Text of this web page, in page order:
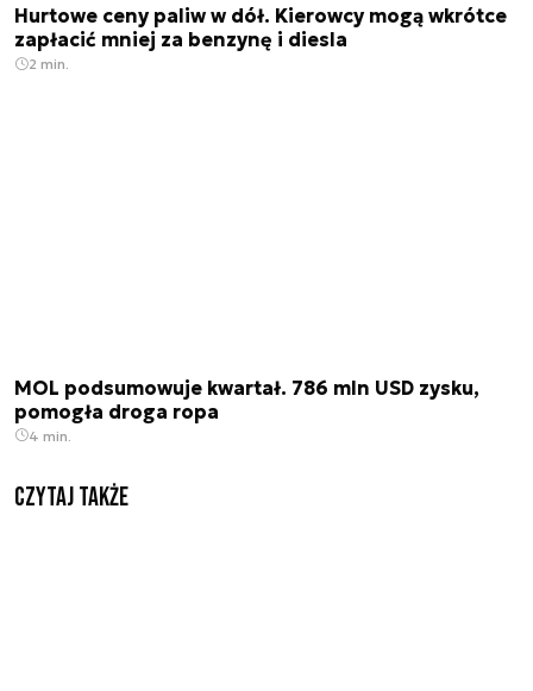
Hurtowe ceny paliw w dół. Kierowcy mogą wkrótce
zapłacić mniej za benzynę i diesla
2 min.
MOL podsumowuje kwartał. 786 mln USD zysku,
pomogła droga ropa
4 min.
Czytaj także